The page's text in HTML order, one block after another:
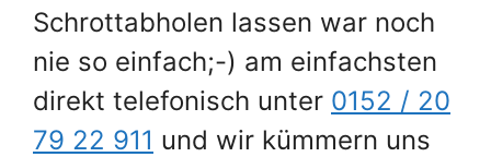
Schrottabholen lassen war noch
nie so einfach;-) am einfachsten
direkt telefonisch unter 0152 / 20
79 22 911 und wir kümmern uns